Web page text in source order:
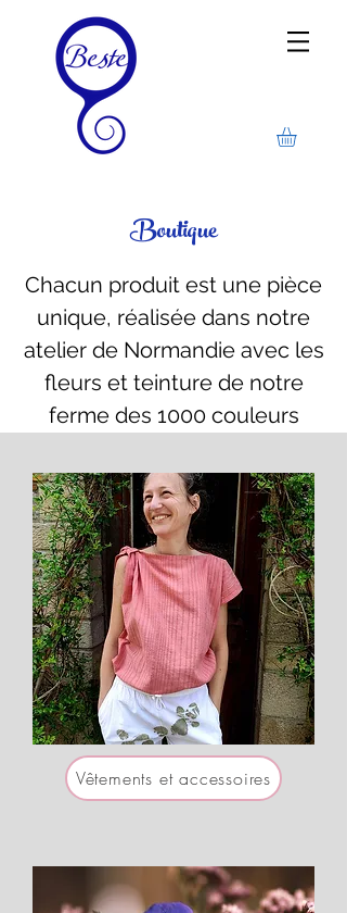
Boutique
Chacun produit est une pièce
unique, réalisée dans notre
atelier de Normandie avec les
fleurs et teinture de notre
ferme des 1000 couleurs
Vêtements et accessoires